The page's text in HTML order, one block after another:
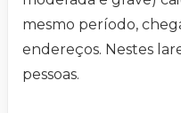
mesmo período,
endereços. Nestes
pessoas.